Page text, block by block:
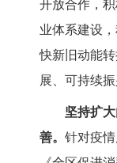
开放合作，
业体系建设
快新旧动能
展、可持续
坚持扩
善。 针对疫